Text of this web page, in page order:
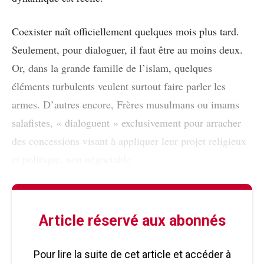
Coexister naît officiellement quelques mois plus tard.
Seulement, pour dialoguer, il faut être au moins deux.
Or, dans la grande famille de l’islam, quelques
éléments turbulents veulent surtout faire parler les
armes. D’autres encore, Frères musulmans ou imams
salafistes, « dialoguent » exclusivement pour arracher
des concessions visant à appliquer leur projet religieux
Article réservé aux abonnés
Pour lire la suite de cet article et accéder à